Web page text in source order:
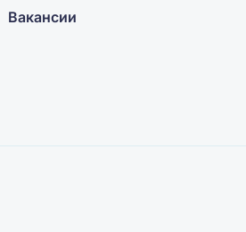
Вакансии